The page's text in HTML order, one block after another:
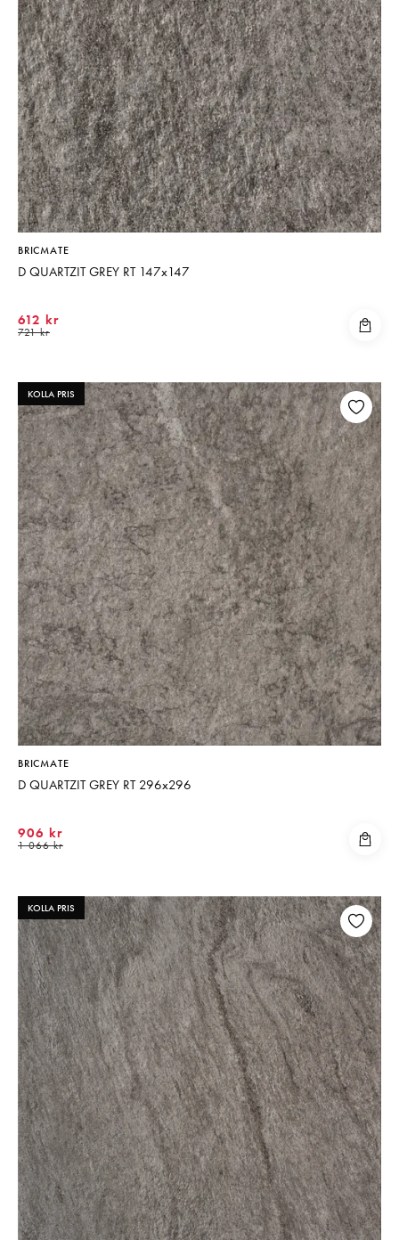
BRICMATE
D QUARTZIT GREY RT 147x147
612 kr
721 kr
KOLLA PRIS
BRICMATE
D QUARTZIT GREY RT 296x296
906 kr
1 066 kr
KOLLA PRIS